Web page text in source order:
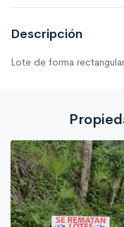
Descripción
Lote de forma